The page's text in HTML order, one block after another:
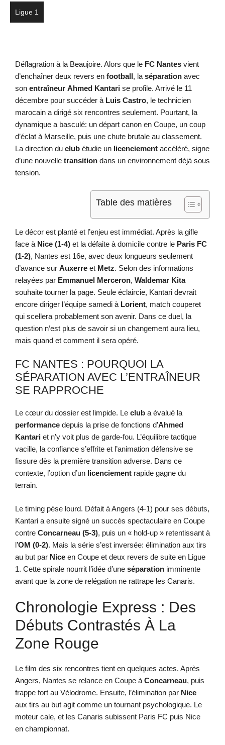
Ligue 1
Déflagration à la Beaujoire. Alors que le FC Nantes vient
d’enchaîner deux revers en football , laséparation avec
son entraîneur Ahmed Kantari se profile. Arrivé le 11
décembre pour succéder à Luis Castro, le technicien
marocain a dirigé six rencontres seulement. Pourtant, la
dynamique a basculé: un départ canon en Coupe, un coup
d’éclat à Marseille, puis une chute brutale au classement.
La direction du club étudie un licenciement accéléré, signe
d’une nouvelle transition dans un environnement déjà sous
tension.
Table des matières
Le décor est planté et l’enjeu est immédiat. Après la gifle
face à Nice (1-4) et la défaite à domicile contre le Paris FC
(1-2), Nantes est 16e, avec deux longueurs seulement
d’avance sur Auxerre et Metz. Selon des informations
relayées par Emmanuel Merceron, Waldemar Kita
souhaite tourner la page. Seule éclaircie, Kantari devrait
encore diriger l’équipe samedi à Lorient, match couperet
qui scellera probablement son avenir. Dans ce duel, la
question n’est plus de savoir si un changement aura lieu,
mais quand et comment il sera opéré.
FC NANTES : POURQUOI LA
SÉPARATION AVEC L’ENTRAÎNEUR
SE RAPPROCHE
Le cœur du dossier est limpide. Le club a évalué la
performance depuis la prise de fonctions d’Ahmed
Kantari et n’y voit plus de garde-fou. L’équilibre tactique
vacille, la confiance s’effrite et l’animation défensive se
fissure dès la première transition adverse. Dans ce
contexte, l’option d’un licenciement rapide gagne du
terrain.
Le timing pèse lourd. Défait à Angers (4-1) pour ses débuts,
Kantari a ensuite signé un succès spectaculaire en Coupe
contre Concarneau (5-3), puis un « hold-up » retentissant à
l’OM (0-2). Mais la série s’est inversée: élimination aux tirs
au but par Nice en Coupe et deux revers de suite en Ligue
1. Cette spirale nourrit l’idée d’une séparation imminente
avant que la zone de relégation ne rattrape les Canaris.
Chronologie Express : Des
Débuts Contrastés À La
Zone Rouge
Le film des six rencontres tient en quelques actes. Après
Angers, Nantes se relance en Coupe àConcarneau, puis
frappe fort au Vélodrome. Ensuite, l’élimination par Nice
aux tirs au but agit comme un tournant psychologique. Le
moteur cale, et les Canaris subissent Paris FC puis Nice
en championnat.